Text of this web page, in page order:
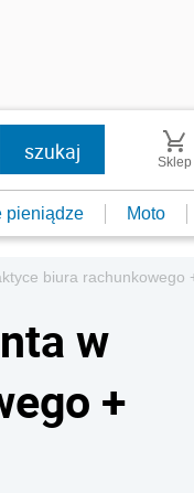
Sklep
pieniądze Moto
biura
w
+